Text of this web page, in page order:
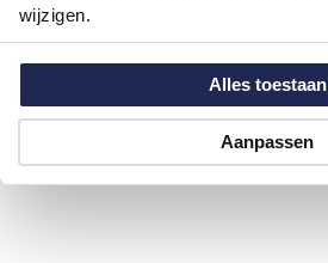
wijzigen.
Alles toestaan
Aanpassen
Over Marvelis
Hoe kan ik betalen?